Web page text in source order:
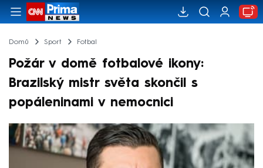
Domů Sport Fotbal
Požár v domě fotbalové ikony:
Brazilský mistr světa skončil s
popáleninami v nemocnici